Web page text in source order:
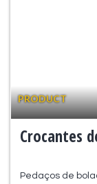
PRODUCT
Crocantes
Pedaços de